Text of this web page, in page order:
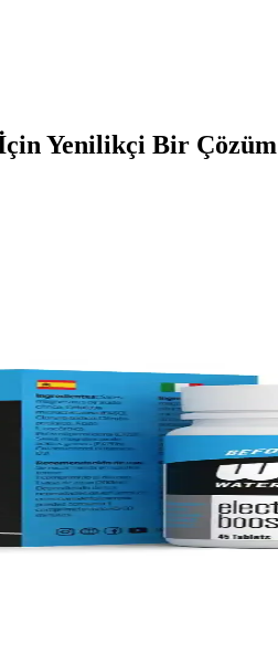
Yenilikçi Bir Çözüm